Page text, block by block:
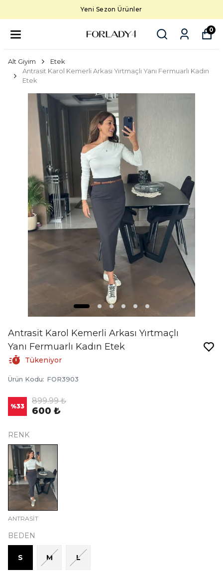
Yeni Sezon Ürünler
0
Alt Giyim
Etek
Antrasit Karol Kemerli Arkası Yırtmaçlı Yanı Fermuarlı Kadın
Etek
Antrasit Karol Kemerli Arkası Yırtmaçlı
Yanı Fermuarlı Kadın Etek
Tükeniyor
Ürün Kodu: FOR3903
%33
899.99 ₺
600 ₺
RENK
ANTRASİT
BEDEN
S M L